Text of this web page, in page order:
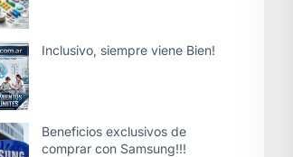
Inclusivo, siempre viene Bien!
Beneficios exclusivos de
comprar con Samsung!!!